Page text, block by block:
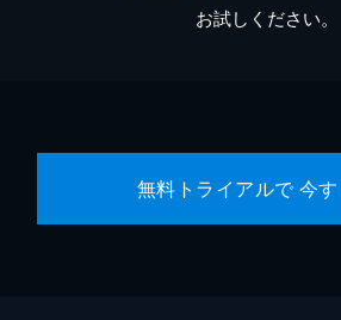
お試しください。
無料トライアルで 今